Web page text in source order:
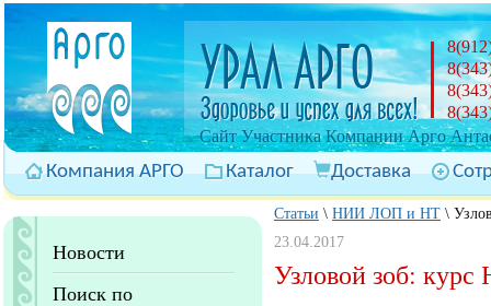
Cайт Участника Компании Арго
Компания АРГО Каталог Доставка
Новости
Поиск по
Статьи \ НИИ ЛОП и НТ \
23.04.2017
Узловой зоб: